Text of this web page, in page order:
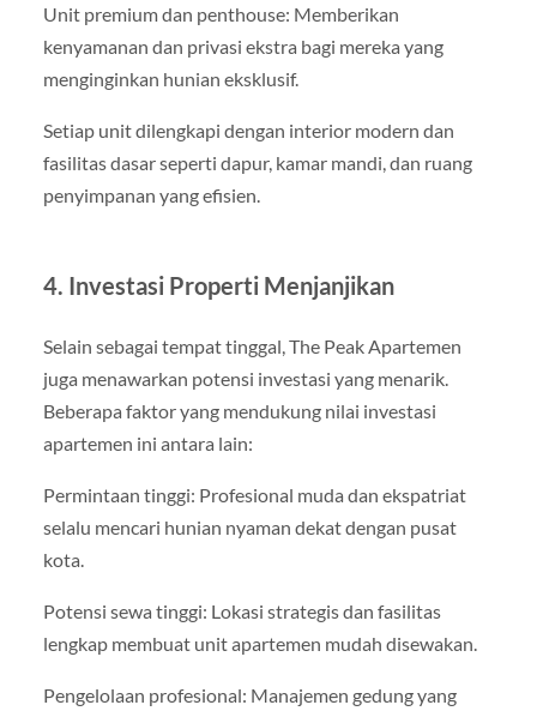
Unit premium dan penthouse: Memberikan
kenyamanan dan privasi ekstra bagi mereka yang
menginginkan hunian eksklusif.
Setiap unit dilengkapi dengan interior modern dan
fasilitas dasar seperti dapur, kamar mandi, dan ruang
penyimpanan yang efisien.
4. Investasi Properti Menjanjikan
Selain sebagai tempat tinggal, The Peak Apartemen
juga menawarkan potensi investasi yang menarik.
Beberapa faktor yang mendukung nilai investasi
apartemen ini antara lain:
Permintaan tinggi: Profesional muda dan ekspatriat
selalu mencari hunian nyaman dekat dengan pusat
kota.
Potensi sewa tinggi: Lokasi strategis dan fasilitas
lengkap membuat unit apartemen mudah disewakan.
Pengelolaan profesional: Manajemen gedung yang